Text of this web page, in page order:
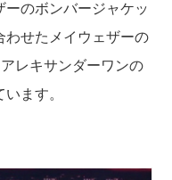
ーのボンバージャケッ
わせたメイウェザーの
レキサンダーワンの
ます。